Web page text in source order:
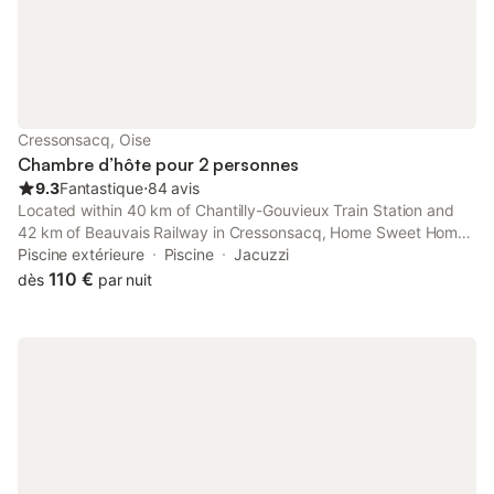
Cressonsacq, Oise
Chambre d’hôte pour 2 personnes
9.3Fantastique⋅84 avis
Located within 40 km of Chantilly-Gouvieux Train Station and
42 km of Beauvais Railway in Cressonsacq, Home Sweet Home
features accommodation with seating area. This bed and
breakfast features a pool with a view, a garden and free private
Piscine extérieure Piscine
Jacuzzi
dès 110 € par nuit